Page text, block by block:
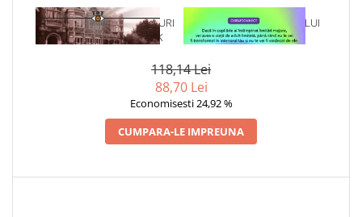
1 x SPARGATORII DE CODURI
DE LA BLETCHLEY PARK
1 x VINDECAREA COPILULUI
INTERIOR
118,14 Lei
88,70 Lei
Economisesti 24,92 %
CUMPARA-LE IMPREUNA